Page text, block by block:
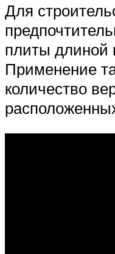
Для
плиты длиной
Применение
количество